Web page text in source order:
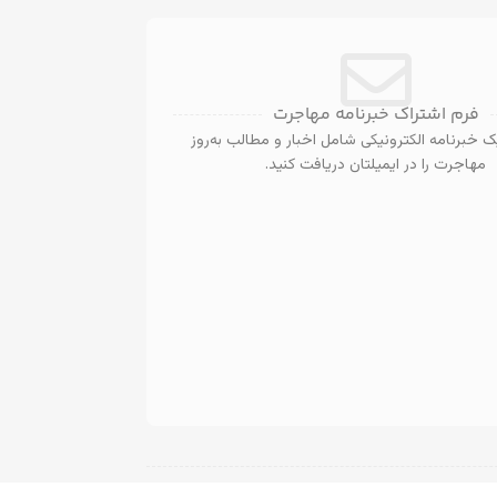
فرم اشتراک خبرنامه مهاجرت
خبرنامه الکترونیکی شامل اخبار و مطالب به‌روز
مهاجرت را در ایمیلتان دریافت کنید.